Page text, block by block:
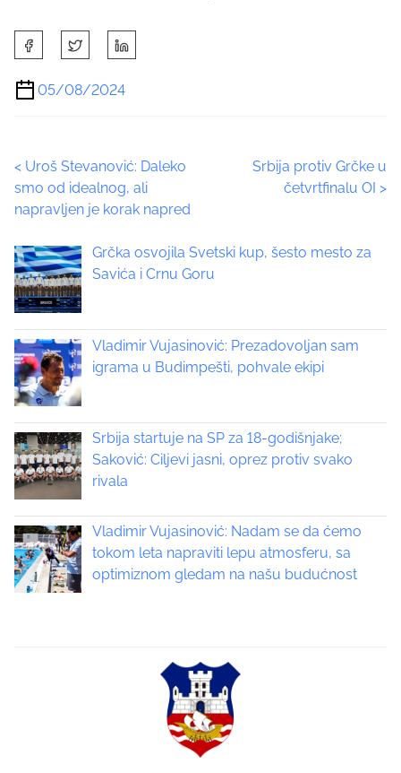
h
a
r
h
i
s
o
s
t
n
:
05/08/2024
P
o
s
t
s
n
a
i
g
a
t
< Uroš Stevanović: Daleko
smo od idealnog, ali
napravljen je korak napred
Srbija protiv Grčke u
četvrtfinalu OI >
Grčka osvojila Svetski kup, šesto mesto za
Savića i Crnu Goru
Vladimir Vujasinović: Prezadovoljan sam
igrama u Budimpešti, pohvale ekipi
Srbija startuje na SP za 18-godišnjake;
Saković: Ciljevi jasni, oprez protiv svako
rivala
Vladimir Vujasinović: Nadam se da ćemo
tokom leta napraviti lepu atmosferu, sa
optimiznom gledam na našu budućnost